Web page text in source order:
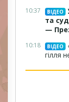
10:37 ВІДЕО
та
—
10:18 ВІДЕО
гілля